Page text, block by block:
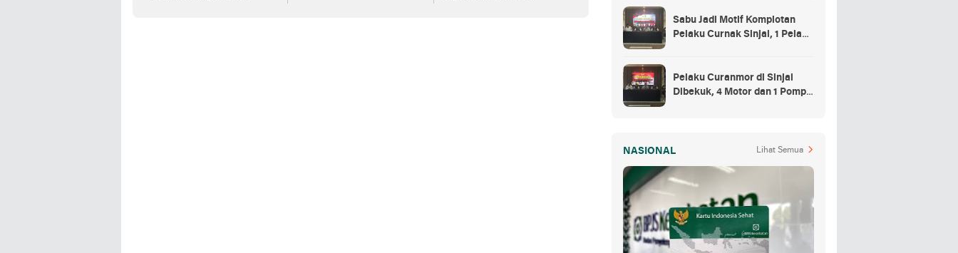
Sabu Jadi Motif Komplotan
Pelaku Curnak Sinjai, 1 Pelaku
Pelaku Curanmor di Sinjai
Dibekuk, 4 Motor dan 1 Pompa
NASIONAL Lihat Semua